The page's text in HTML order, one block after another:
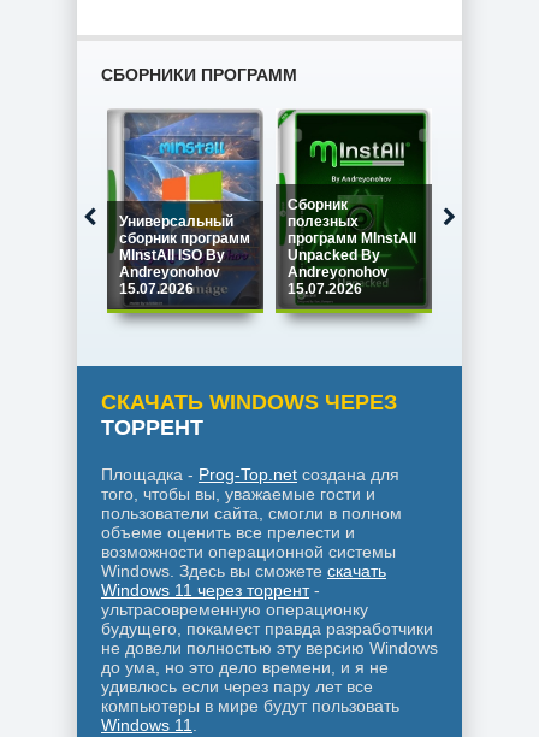
СБОРНИКИ ПРОГРАММ
Универсальный
сборник программ
MInstAll ISO By
Andreyonohov
15.07.2026
Сборник
полезных
программ MInstAll
Unpacked By
Andreyonohov
15.07.2026
СКАЧАТЬ WINDOWS ЧЕРЕЗ
ТОРРЕНТ
Площадка - Prog-Top.net создана для
того, чтобы вы, уважаемые гости и
пользователи сайта, смогли в полном
объеме оценить все прелести и
возможности операционной системы
Windows. Здесь вы сможете скачать
Windows 11 через торрент-
ультрасовременную операционку
будущего, покамест правда разработчики
не довели полностью эту версию Windows
до ума, но это дело времени, и я не
удивлюсь если через пару лет все
компьютеры в мире будут пользовать
Windows 11